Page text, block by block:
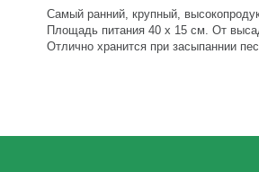
Самый ранний, крупный,
Площадь питания 40 x 15 см. От
Отлично хранится при засыпаннии